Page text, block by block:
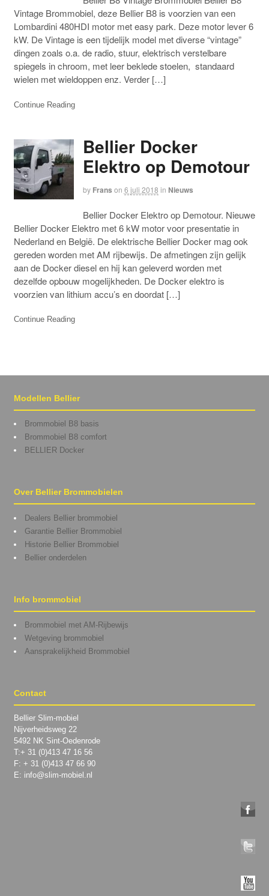
Vintage Brommobiel, deze Bellier B8 is voorzien van een
Lombardini 480HDI motor met easy park. Deze motor lever 6
kW. De Vintage is een tijdelijk model met diverse “vintage”
dingen zoals o.a. de radio, stuur, elektrisch verstelbare
spiegels in chroom, met leer beklede stoelen, standaard
wielen met wieldoppen enz. Verder […]
Continue Reading
Bellier Docker
Elektro op Demotour
by Frans on 6 juli 2018 in Nieuws
Bellier Docker Elektro op Demotour. Nieuwe
Bellier Docker Elektro met 6 kW motor voor presentatie in
Nederland en België. De elektrische Bellier Docker mag ook
gereden worden met AM rijbewijs. De afmetingen zijn gelijk
aan de Docker diesel en hij kan geleverd worden met
dezelfde opbouw mogelijkheden. De Docker elektro is
voorzien van lithium accu’s en doordat […]
Continue Reading
Modellen Bellier
Brommobiel B8 basis
Brommobiel B8 comfort
BELLIER Docker
Over Bellier Brommobielen
Dealers Bellier brommobiel
Garantie Bellier Brommobiel
Historie Bellier Brommobiel
Bellier onderdelen
Info brommobiel
Brommobiel met AM-Rijbewijs
Wetgeving brommobiel
Aansprakelijkheid Brommobiel
Contact
Bellier Slim-mobiel
Nijverheidsweg 22
5492 NK Sint-Oedenrode
T:+ 31 (0)413 47 16 56
F: + 31 (0)413 47 66 90
E: info@slim-mobiel.nl